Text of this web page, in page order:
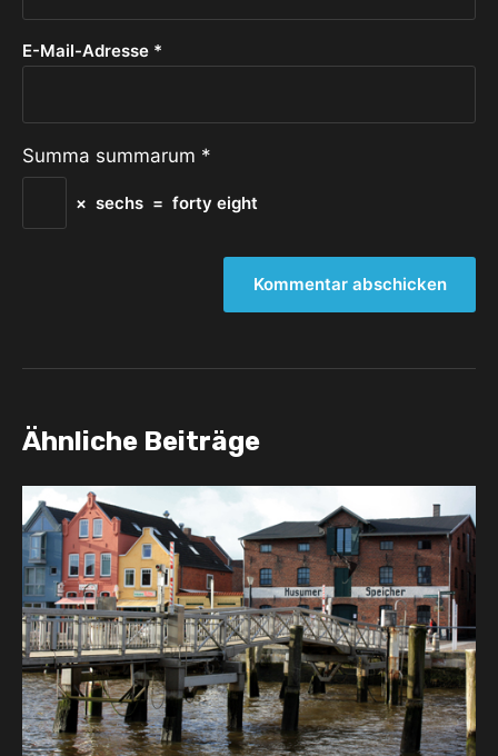
E-Mail-Adresse *
Summa summarum *
× sechs = forty eight
Ähnliche Beiträge